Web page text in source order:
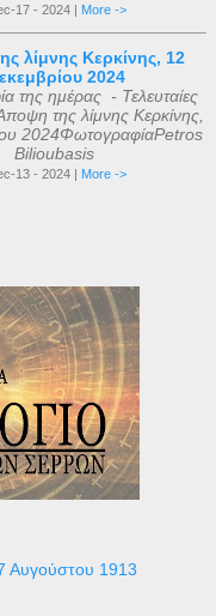
17 - 2024 | More ->
λίμνης Κερκίνης, 12
2024
της ημέρας - Τελευταίες
της λίμνης Κερκίνης,
2024ΦωτογραφίαPetros
Bilioubasis
13 - 2024 | More ->
Αυγούστου 1913